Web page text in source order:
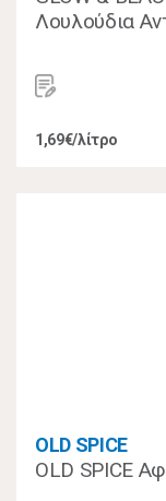
Λουλούδια
1,69€/λίτρο
OLD SPICE
OLD SPICE